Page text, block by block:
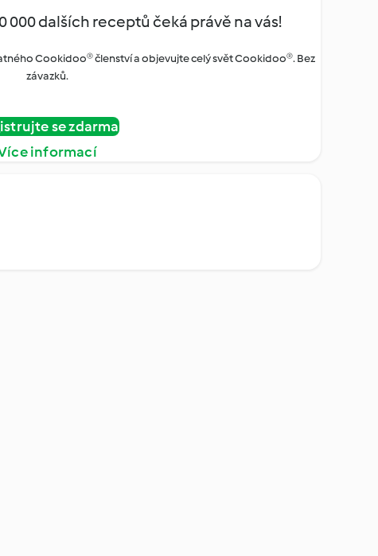
000 dalších receptů čeká právě na vás!
Cookidoo® členství a objevujte celý svět Cookidoo®. Bez
závazků.
se zdarma
informací